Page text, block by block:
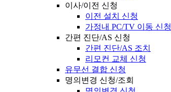
이사/이전 신청
이전 설치 신청
가정내 PC/TV 이동 신청
간편 진단/AS 신청
간편 진단/AS 조치
리모컨 교체 신청
유무선 결합 신청
명의변경 신청/조회